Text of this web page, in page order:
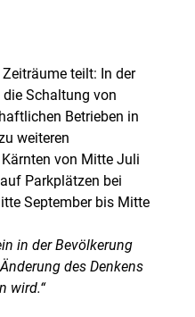
teilt: In der
Schaltung von
Betrieben in
weiteren
von Mitte Juli
Parkplätzen bei
September bis Mitte
in der Bevölkerung
des Denkens
wird.“